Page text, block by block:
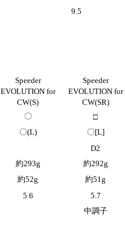
9.5
Speeder
EVOLUTION for
CW(S)
Speeder
EVOLUTION for
CW(SR)
〇
□
〇(L)
〇[L]
D2
約293g
約292g
約52g
約51g
5.6
5.7
中調子